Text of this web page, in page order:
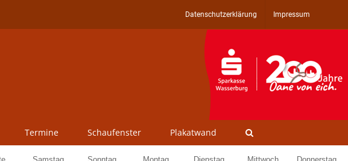
Datenschutzerklärung Impressum
Termine Schaufenster Plakatwand